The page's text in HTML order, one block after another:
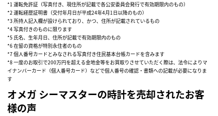
*1 運転免許証（写真付き、現住所が記載で各公安委員会発行で有効期限内のもの）
*2 運転経歴証明書（交付年月日が平成24年4月1日以降のもの）
*3 所持人記入欄が設けられており、かつ、住所が記載されているもの
*4 写真付きのものに限ります
*5 氏名、生年月日、住所が記載で有効期限内のもの
*6 在留の資格が特別永住者のもの
*7 個人番号カードとみなされる写真付き住民基本台帳カードを含みます
*8 一度のお取引で200万円を超える金地金等をお買取りさせていただく際は、法令によりマ
イナンバーカード（個人番号カード）などで個人番号の確認・書類への記載が必要になりま
す
オメガ シーマスターの時計を売却されたお客
様の声